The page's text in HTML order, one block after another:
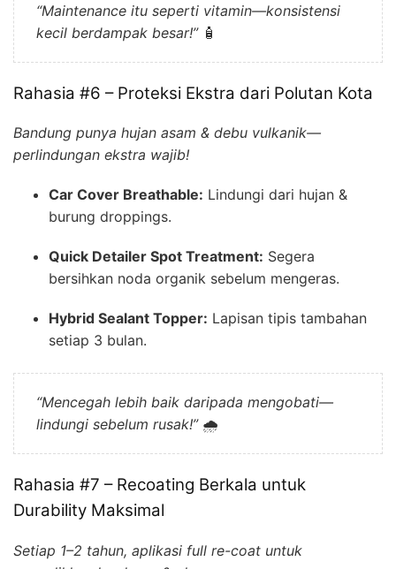
“Maintenance itu seperti vitamin—konsistensi
kecil berdampak besar!”🧴
Rahasia #6 – Proteksi Ekstra dari Polutan Kota
Bandung punya hujan asam & debu vulkanik—
perlindungan ekstra wajib!
Car Cover Breathable: Lindungi dari hujan &
burung droppings.
Quick Detailer Spot Treatment: Segera
bersihkan noda organik sebelum mengeras.
Hybrid Sealant Topper: Lapisan tipis tambahan
setiap 3 bulan.
“Mencegah lebih baik daripada mengobati—
lindungi sebelum rusak!”🌧️
Rahasia #7 – Recoating Berkala untuk
Durability Maksimal
Setiap 1–2 tahun, aplikasi full re-coat untuk